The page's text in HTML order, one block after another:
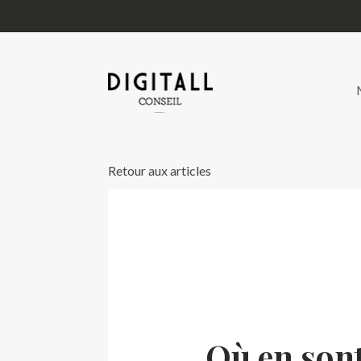
Retour aux articles